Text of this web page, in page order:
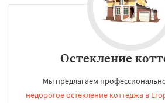
Остекление
Мы предлагаем
недорогое остекление коттеджа в